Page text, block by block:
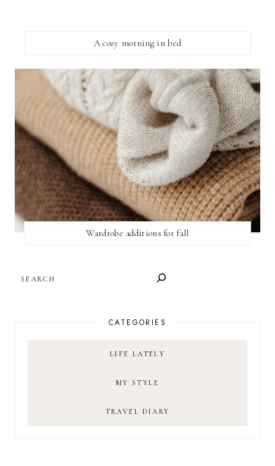
A cozy morning in bed
Wardrobe additions for fall
CATEGORIES
LIFE LATELY
MY STYLE
TRAVEL DIARY